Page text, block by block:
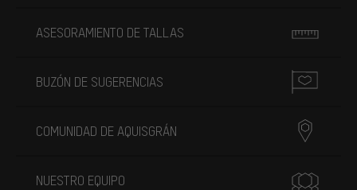
ASESORAMIENTO DE TALLAS
BUZÓN DE SUGERENCIAS
COMUNIDAD DE AQUISGRÁN
NUESTRO EQUIPO